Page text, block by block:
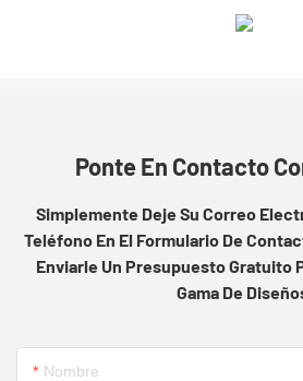
Ponte En Contacto
Simplemente Deje Su Correo
Teléfono En El Formulario De
Enviarle Un Presupuesto Gratuito
Gama De
Nombre